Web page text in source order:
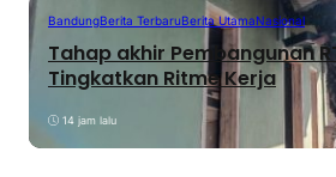
BandungBerita TerbaruBerita UtamaNasional
Tahap akhir Pembangunan
Tingkatkan Ritme Kerja
14 jam lalu